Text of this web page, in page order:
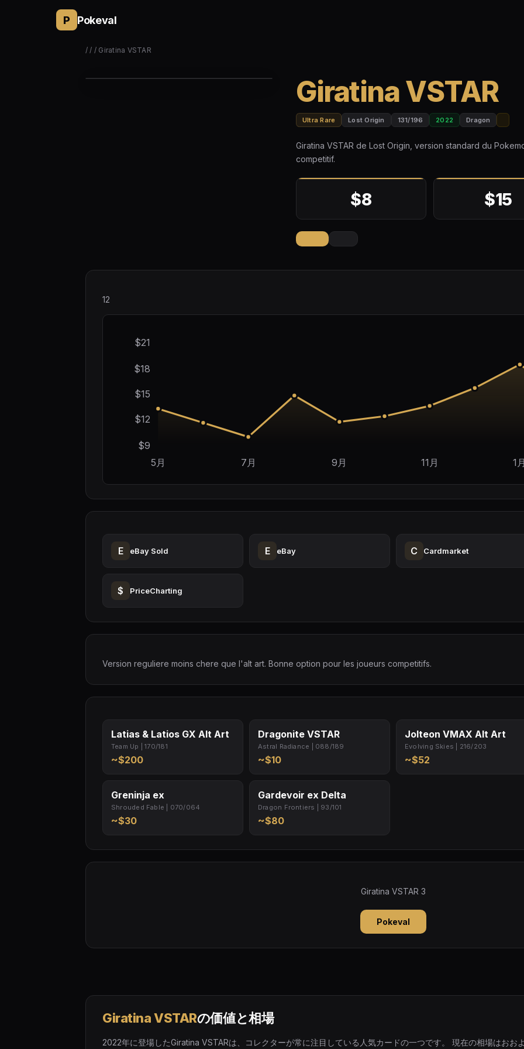
P Pokeval
// / Giratina VSTAR
Giratina VSTAR
Ultra Rare Lost Origin 131/196 2022 Dragon
Giratina VSTAR de Lost Origin, version standard du
competitif.
$8 $15
12
$9
$12
$15
$18
$21
5月 7月 9月 11月 1
E eBay Sold E eBay C Cardmarket
$ PriceCharting
Version reguliere moins chere que l'alt art. Bonne option pour les joueurs competitifs.
Latias & Latios GX Alt Art
Team Up | 170/181
~$200
Dragonite VSTAR
Astral Radiance | 088/189
~$10
Jolteon VMAX Alt Art
Evolving Skies | 216/203
~$52
Greninja ex
Shrouded Fable | 070/064
~$30
Gardevoir ex Delta
Dragon Frontiers | 93/101
~$80
Giratina VSTAR 3
Pokeval
Giratina VSTARの価値と相場
2022年に登場したGiratina VSTARは、コレクターが常に注目している人気カードの一つです。 現在の相場はお